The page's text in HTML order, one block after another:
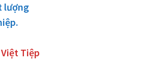
lượng
Tiệp